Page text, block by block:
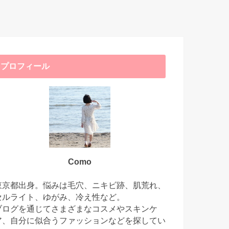
プロフィール
Como
京都出身。悩みは毛穴、ニキビ跡、肌荒れ、
ルライト、ゆがみ、冷え性など。
ログを通じてさまざまなコスメやスキンケ
、自分に似合うファッションなどを探してい